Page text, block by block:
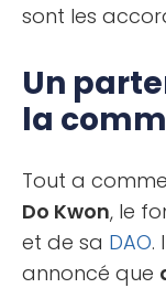
sont les
Un
la
Tout a
Do Kwon, le
et de sa DAO.
annoncé que